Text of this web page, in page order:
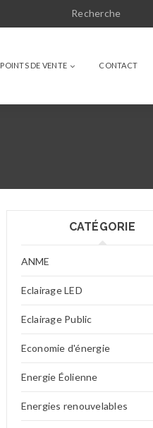
POINTS DE VENTE CONTACT
CATÉGORIE
ANME
Eclairage LED
Eclairage Public
Economie d'énergie
Energie Éolienne
Energies renouvelables